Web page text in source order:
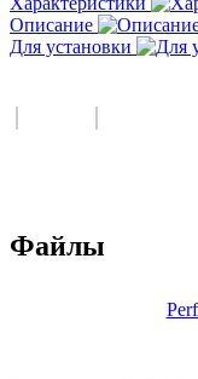
Описание
Для установки
Файлы